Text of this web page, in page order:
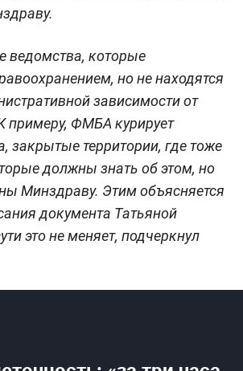
ведомства, которые
но не находятся
зависимости от
примеру, ФМБА курирует
закрытые территории, где тоже
должны знать об этом, но
Минздраву. Этим объясняется
документа Татьяной
это не меняет, подчеркнул